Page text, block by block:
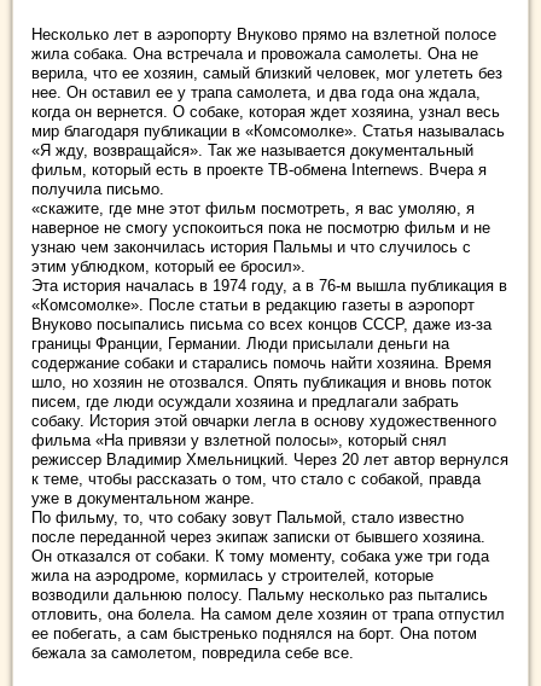
Несколько лет в аэропорту Внуково прямо на взлетной полосе
жила собака. Она встречала и провожала самолеты. Она не
верила, что ее хозяин, самый близкий человек, мог улететь без
нее. Он оставил ее у трапа самолета, и два года она ждала,
когда он вернется. О собаке, которая ждет хозяина, узнал весь
мир благодаря публикации в «Комсомолке». Статья называлась
«Я жду, возвращайся». Так же называется документальный
фильм, который есть в проекте ТВ-обмена Internews. Вчера я
получила письмо.
«скажите, где мне этот фильм посмотреть, я вас умоляю, я
наверное не смогу успокоиться пока не посмотрю фильм и не
узнаю чем закончилась история Пальмы и что случилось с
этим ублюдком, который ее бросил».
Эта история началась в 1974 году, а в 76-м вышла публикация в
«Комсомолке». После статьи в редакцию газеты в аэропорт
Внуково посыпались письма со всех концов СССР, даже из-за
границы Франции, Германии. Люди присылали деньги на
содержание собаки и старались помочь найти хозяина. Время
шло, но хозяин не отозвался. Опять публикация и вновь поток
писем, где люди осуждали хозяина и предлагали забрать
собаку. История этой овчарки легла в основу художественного
фильма «На привязи у взлетной полосы», который снял
режиссер Владимир Хмельницкий. Через 20 лет автор вернулся
к теме, чтобы рассказать о том, что стало с собакой, правда
уже в документальном жанре.
По фильму, то, что собаку зовут Пальмой, стало известно
после переданной через экипаж записки от бывшего хозяина.
Он отказался от собаки. К тому моменту, собака уже три года
жила на аэродроме, кормилась у строителей, которые
возводили дальнюю полосу. Пальму несколько раз пытались
отловить, она болела. На самом деле хозяин от трапа отпустил
ее побегать, а сам быстренько поднялся на борт. Она потом
бежала за самолетом, повредила себе все.